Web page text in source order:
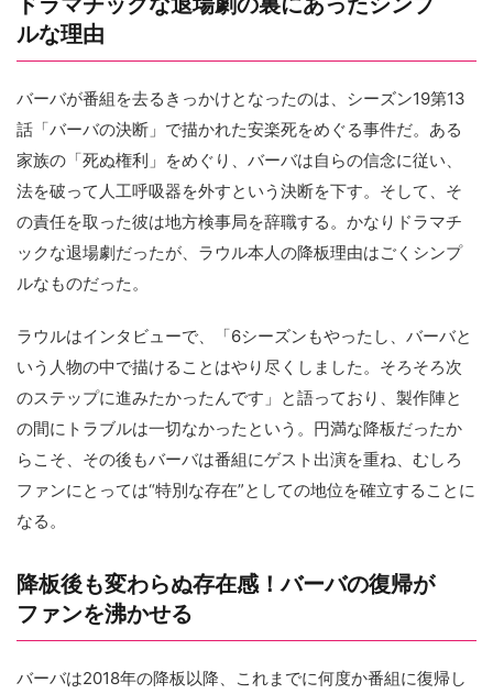
ルな理由
バーバが番組を去るきっかけとなったのは、シーズン19第13
話「バーバの決断」で描かれた安楽死をめぐる事件だ。ある
家族の「死ぬ権利」をめぐり、バーバは自らの信念に従い、
法を破って人工呼吸器を外すという決断を下す。そして、そ
の責任を取った彼は地方検事局を辞職する。かなりドラマチ
ックな退場劇だったが、ラウル本人の降板理由はごくシンプ
ルなものだった。
ラウルはインタビューで、「6シーズンもやったし、バーバと
いう人物の中で描けることはやり尽くしました。そろそろ次
のステップに進みたかったんです」と語っており、製作陣と
の間にトラブルは一切なかったという。円満な降板だったか
らこそ、その後もバーバは番組にゲスト出演を重ね、むしろ
ファンにとっては“特別な存在”としての地位を確立することに
なる。
降板後も変わらぬ存在感！バーバの復帰が
ファンを沸かせる
バーバは2018年の降板以降、これまでに何度か番組に復帰し